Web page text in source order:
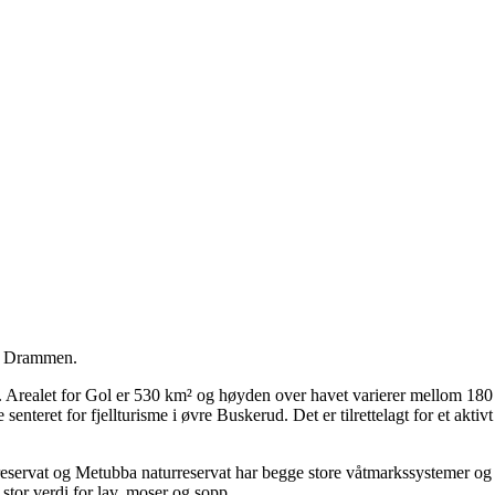
for Gol er 530 km² og høyden over havet varierer mellom
for fjellturisme i øvre Buskerud. Det er tilrettelagt for et
og Metubba naturreservat har begge store våtmarkssystemer